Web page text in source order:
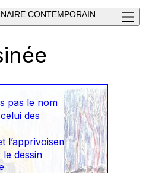
CONTEMPORAIN
pas le nom
des
l’apprivoisement
dessin